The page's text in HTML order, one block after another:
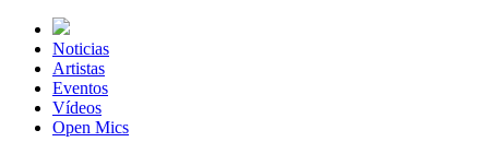
Noticias
Artistas
Eventos
Vídeos
Open Mics